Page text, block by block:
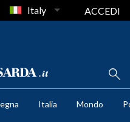
Italy ACCEDI
Italia Mondo